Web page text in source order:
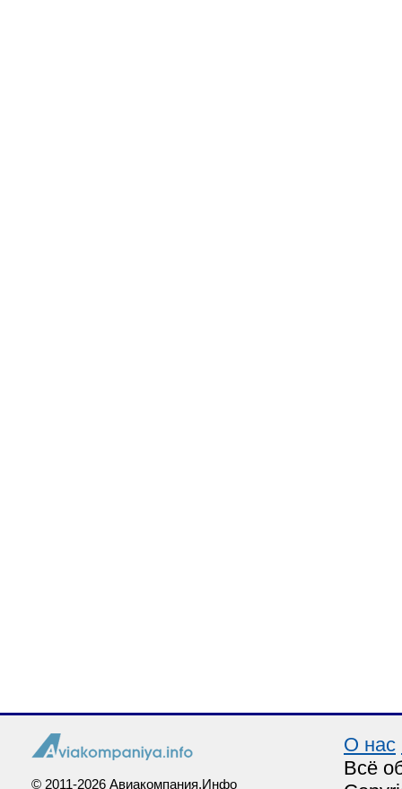
© 2011-2026 Авиакомпания.Инфо
О нас
Всё